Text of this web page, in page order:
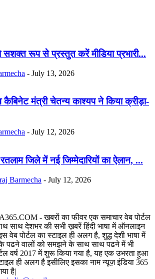
सशक्त रूप से प्रस्तुत करें मीडिया प्रभारी...
- July 13, 2026
व कैबिनेट मंत्री चेतन्य काश्यप ने किया क्रीड़ा-
- July 12, 2026
रतलाम जिले में नई जिम्मेदारियों का ऐलान, ...
Barmecha - July 12, 2026
- खबरों का फीवर एक समाचार वेब पोर्टल
साथ देशभर की सभी ख़बरें हिंदी भाषा में ऑनलाइन
वेब पोर्टल का स्टाइल ही अलग है, शुद्ध देशी भाषा में
पढने वालों को समझने के साथ साथ पढने में भी
वर्ष 2017 में शुरू किया गया है, यह एक उभरता हुआ
ही अलग है इसीलिए इसका नाम न्यूज़ इंडिया 365
है|